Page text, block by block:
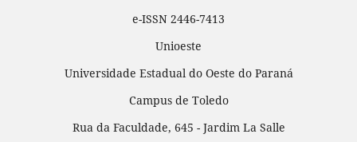
e-ISSN 2446-7413
Unioeste
Universidade Estadual do Oeste do Paraná
Campus de Toledo
Rua da Faculdade, 645 - Jardim La Salle